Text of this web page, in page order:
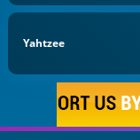
Yahtzee